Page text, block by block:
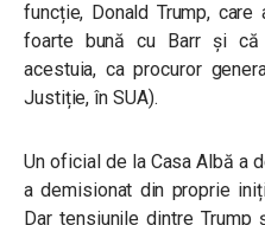
funcție, Donald Trump,
foarte bună cu Barr și
acestuia, ca procuror
Justiție, în SUA).
Un oficial de la Casa Albă a
a demisionat din proprie
Dar tensiunile dintre Trump